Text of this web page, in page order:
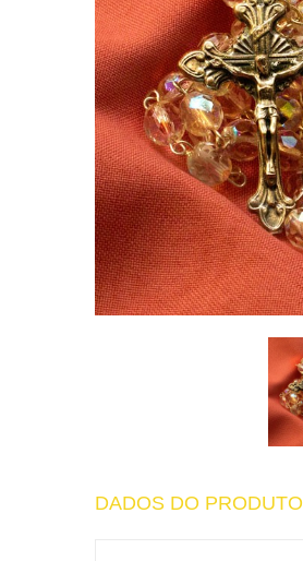
DADOS DO PRODUTO